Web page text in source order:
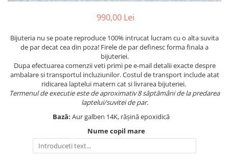
990,00 Lei
Bijuteria nu se poate reproduce 100% intrucat lucram cu o alta suvita
de par decat cea din poza! Firele de par definesc forma finala a
bijuteriei.
Dupa efectuarea comenzii veti primi pe e-mail detalii exacte despre
ambalare si transportul incluziunilor. Costul de transport include atat
ridicarea laptelui matern cat si livrarea bijuteriei.
Termenul de executie este de aproximativ 8 săptămâni de la predarea
laptelui/suvitei de par.
Bază: Aur galben 14K, rășină epoxidică
Nume copil mare